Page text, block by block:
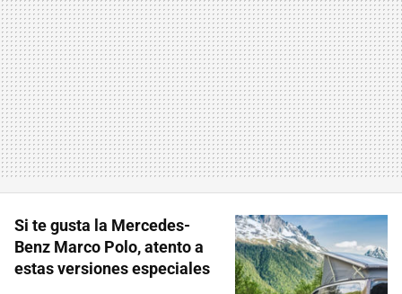
Si te gusta la Mercedes-
Benz Marco Polo, atento a
estas versiones especiales